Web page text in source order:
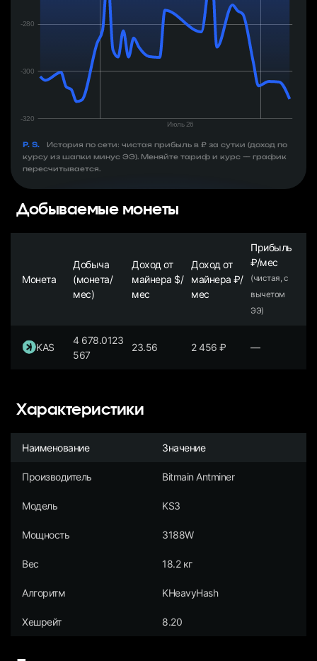
P. S.
История по сети: чистая прибыль в ₽ за сутки (доход по
курсу из шапки минус ЭЭ). Меняйте тариф и курс — график
пересчитывается.
Добываемые монеты
Монета
Добыча
(монета/
мес)
Доход от
майнера $/
мес
Доход от
майнера ₽/
мес
Прибыль
₽/мес
(чистая, с
вычетом
ЭЭ)
KAS
4 678.0123
567
23.56 2 456 ₽ —
Характеристики
Наименование Значение
Производитель Bitmain Antminer
Модель KS3
Мощность 3188W
Вес 18.2 кг
Алгоритм KHeavyHash
Хешрейт 8.20